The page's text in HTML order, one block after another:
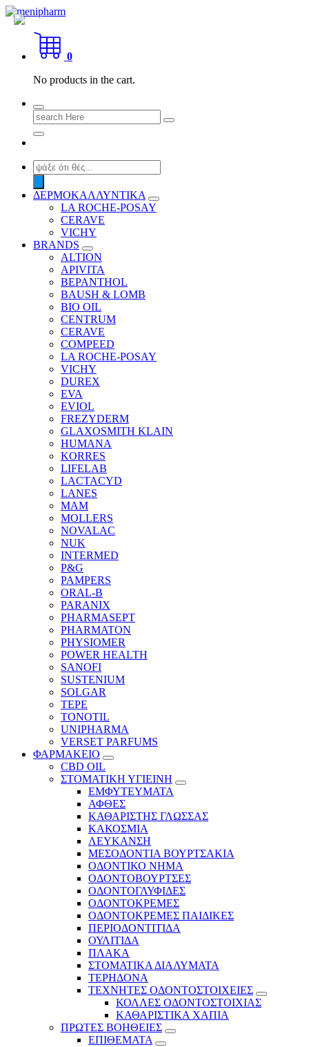
Skip
content
shop 2 easily
0
No products in the cart.
Search
for:
Products
search
ΔΕΡΜΟΚΑΛΛΥΝΤΙΚΑ
LA ROCHE-POSAY
CERAVE
VICHY
BRANDS
ALTION
APIVITA
BEPANTHOL
BAUSH & LOMB
BIO OIL
CENTRUM
CERAVE
COMPEED
LA ROCHE-POSAY
VICHY
DUREX
EVA
EVIOL
FREZYDERM
GLAXOSMITH KLAIN
HUMANA
KORRES
LIFELAB
LACTACYD
LANES
MAM
MOLLERS
NOVALAC
NUK
INTERMED
P&G
PAMPERS
ORAL-B
PARANIX
PHARMASEPT
PHARMATON
PHYSIOMER
POWER HEALTH
SANOFI
SUSTENIUM
SOLGAR
TEPE
TONOTIL
UNIPHARMA
VERSET PARFUMS
ΦΑΡΜΑΚΕΙΟ
CBD OIL
ΣΤΟΜΑΤΙΚΗ ΥΓΙΕΙΝΗ
ΕΜΦΥΤΕΥΜΑΤΑ
ΑΦΘΕΣ
ΚΑΘΑΡΙΣΤΗΣ ΓΛΩΣΣΑΣ
ΚΑΚΟΣΜΙΑ
ΛΕΥΚΑΝΣΗ
ΜΕΣΟΔΟΝΤΙΑ ΒΟΥΡΤΣΑΚΙΑ
ΟΔΟΝΤΙΚΟ ΝΗΜΑ
ΟΔΟΝΤΟΒΟΥΡΤΣΕΣ
ΟΔΟΝΤΟΓΛΥΦΙΔΕΣ
ΟΔΟΝΤΟΚΡΕΜΕΣ
ΟΔΟΝΤΟΚΡΕΜΕΣ ΠΑΙΔΙΚΕΣ
ΠΕΡΙΟΔΟΝΤΙΤΙΔΑ
ΟΥΛΙΤΙΔΑ
ΠΛΑΚΑ
ΣΤΟΜΑΤΙΚΑ ΔΙΑΛΥΜΑΤΑ
ΤΕΡΗΔΟΝΑ
ΤΕΧΝΗΤΕΣ ΟΔΟΝΤΟΣΤΟΙΧΕΙΕΣ
ΚΟΛΛΕΣ ΟΔΟΝΤΟΣΤΟΙΧΙΑΣ
ΚΑΘΑΡΙΣΤΙΚΑ ΧΑΠΙΑ
ΠΡΩΤΕΣ ΒΟΗΘΕΙΕΣ
ΕΠΙΘΕΜΑΤΑ